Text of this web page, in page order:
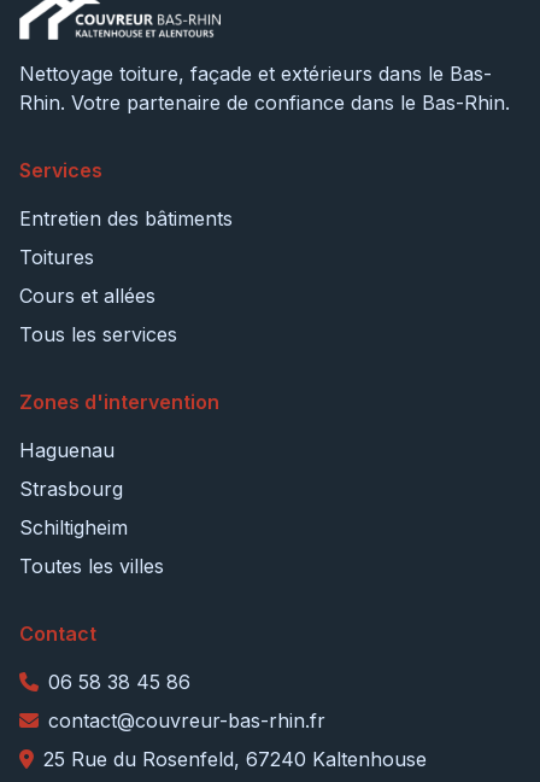
Nettoyage toiture, façade et extérieurs dans le Bas-
Rhin. Votre partenaire de confiance dans le Bas-Rhin.
Services
Entretien des bâtiments
Toitures
Cours et allées
Tous les services
Zones d'intervention
Haguenau
Strasbourg
Schiltigheim
Toutes les villes
Contact
06 58 38 45 86
contact@couvreur-bas-rhin.fr
25 Rue du Rosenfeld, 67240 Kaltenhouse